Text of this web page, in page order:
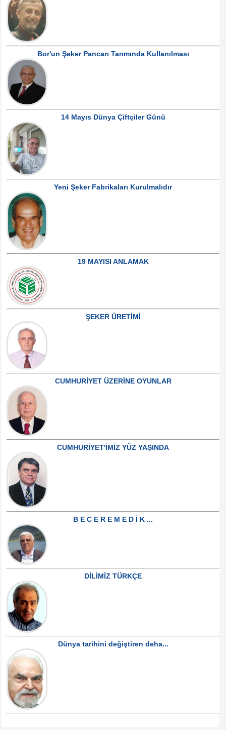
Bor'un Şeker Pancarı Tarımında Kullanılması
14 Mayıs Dünya Çiftçiler Günü
Yeni Şeker Fabrikaları Kurulmalıdır
19 MAYISI ANLAMAK
ŞEKER ÜRETİMİ
CUMHURİYET ÜZERİNE OYUNLAR
CUMHURİYET'İMİZ YÜZ YAŞINDA
B E C E R E M E D İ K ...
DİLİMİZ TÜRKÇE
Dünya tarihini değiştiren deha...